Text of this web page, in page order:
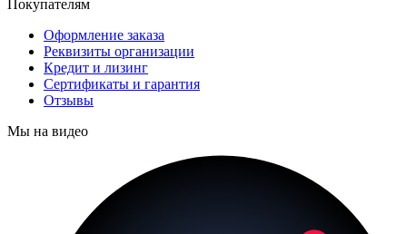
Покупателям
Оформление заказа
Реквизиты организации
Кредит и лизинг
Сертификаты и гарантия
Отзывы
Мы на видео